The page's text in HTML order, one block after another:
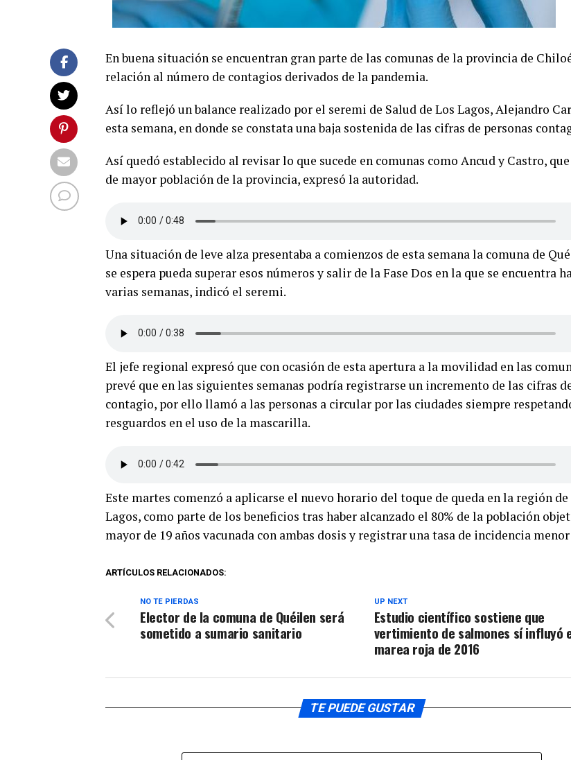
En buena situación se encuentran gran parte de las comunas de la provincia de
relación al número de contagios derivados de la pandemia.
Así lo reflejó un balance realizado por el seremi de Salud de Los Lagos, Alejandro
esta semana, en donde se constata una baja sostenida de las cifras de personas
Así quedó establecido al revisar lo que sucede en comunas como Ancud y Castro,
de mayor población de la provincia, expresó la autoridad.
Una situación de leve alza presentaba a comienzos de esta semana la comuna de
se espera pueda superar esos números y salir de la Fase Dos en la que se encuentra
varias semanas, indicó el seremi.
El jefe regional expresó que con ocasión de esta apertura a la movilidad en las
prevé que en las siguientes semanas podría registrarse un incremento de las cifras
contagio, por ello llamó a las personas a circular por las ciudades siempre
resguardos en el uso de la mascarilla.
Este martes comenzó a aplicarse el nuevo horario del toque de queda en la región de
Lagos, como parte de los beneficios tras haber alcanzado el 80% de la población
mayor de 19 años vacunada con ambas dosis y registrar una tasa de incidencia menor
ARTÍCULOS RELACIONADOS:
UP NEXT
Estudio científico sostiene que
vertimiento de salmones sí influyó
marea roja de 2016
NO TE PIERDAS
Elector de la comuna de Quéilen será
sometido a sumario sanitario
TE PUEDE GUSTAR